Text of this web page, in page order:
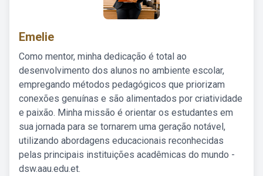
Emelie
Como mentor, minha dedicação é total ao
desenvolvimento dos alunos no ambiente escolar,
empregando métodos pedagógicos que priorizam
conexões genuínas e são alimentados por criatividade
e paixão. Minha missão é orientar os estudantes em
sua jornada para se tornarem uma geração notável,
utilizando abordagens educacionais reconhecidas
pelas principais instituições acadêmicas do mundo -
dsw.aau.edu.et.